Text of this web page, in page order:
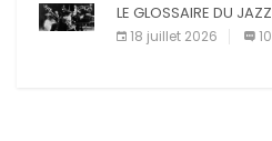
LE GLOSSAIRE DU JAZZ
18 juillet 2026 10